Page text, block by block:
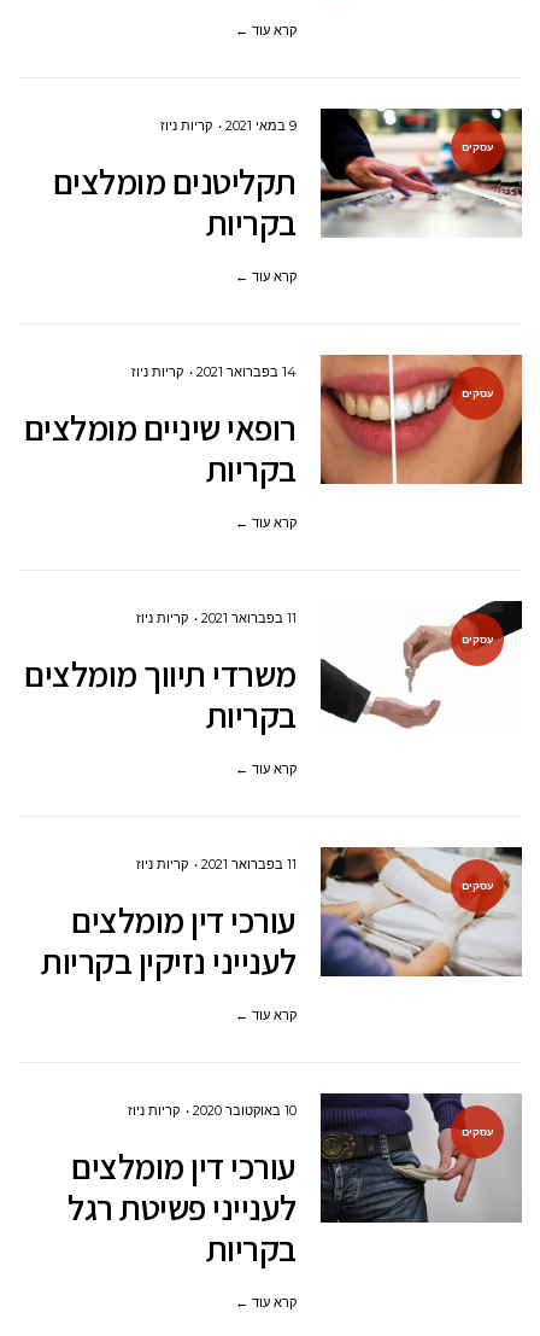
קרא עוד ←
עסקים
9 במאי 2021 קריות ניוז
תקליטנים מומלצים
בקריות
קרא עוד ←
עסקים
14 בפברואר 2021 קריות ניוז
רופאי שיניים מומלצים
בקריות
קרא עוד ←
עסקים
11 בפברואר 2021 קריות ניוז
משרדי תיווך מומלצים
בקריות
קרא עוד ←
עסקים
11 בפברואר 2021 קריות ניוז
עורכי דין מומלצים
לענייני נזיקין בקריות
קרא עוד ←
עסקים
10 באוקטובר 2020 קריות ניוז
עורכי דין מומלצים
לענייני פשיטת רגל
בקריות
קרא עוד ←